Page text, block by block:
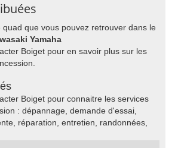
quad que vous pouvez retrouver dans le
Yamaha
Boiget pour en savoir plus sur les
Boiget pour connaitre les services
: dépannage, demande d'essai,
réparation, entretien, randonnées,